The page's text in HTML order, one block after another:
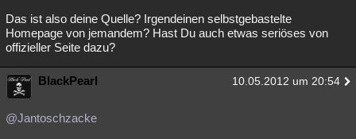
Das ist also deine Quelle? Irgendeinen selbstgebastelte
Homepage von jemandem? Hast Du auch etwas seriöses von
offizieller Seite dazu?
BlackPearl 10.05.2012 um 20:54
@Jantoschzacke